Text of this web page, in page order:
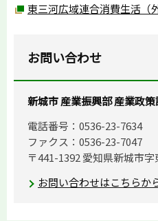
東三河広域連合消費生活（
お問い合わせ
新城市 産業振興部 産業政策
電話番号：0536-23-7634
ファクス：0536-23-7047
〒441-1392 愛知県新城市
お問い合わせはこちらか